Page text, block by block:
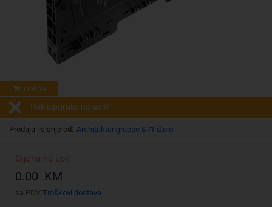
Online
Rok isporuke na upit!
Prodaja i slanje od: Architektengruppe S71 d.o.o.
Cijena na upit
0.00 KM
sa PDV Troškovi dostave